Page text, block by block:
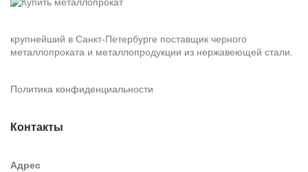
крупнейший в Санкт-Петербурге поставщик черного
металлопроката и металлопродукции из нержавеющей стали.
Политика конфиденциальности
Контакты
Адрес